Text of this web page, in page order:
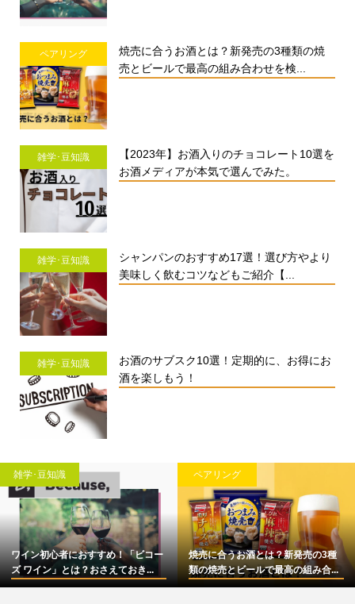
ペアリング
焼売に合うお酒とは？新発売の3種類の焼
売とビールで最高の組み合わせを検...
雑学･豆知識
【2023年】お酒入りのチョコレート10選を
お酒メディアが本気で選んでみた。
雑学･豆知識
シャンパンのおすすめ17選！選び方やより
美味しく飲むコツなどもご紹介【...
雑学･豆知識
お酒のサブスク10選！定期的に、お得にお
酒を楽しもう！
雑学･豆知識
ワイン初心者におすすめ！「ビコー
ズ ワイン」とは？おさえておき...
ペアリング
焼売に合うお酒とは？新発売の3種
類の焼売とビールで最高の組み合...